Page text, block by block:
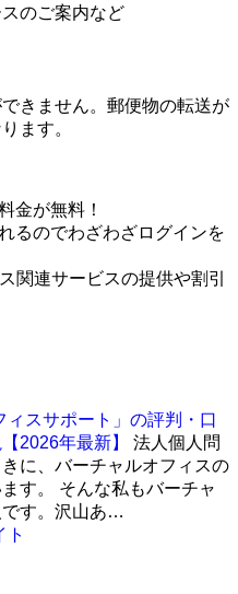
のご案内など
きません。郵便物の転送が
ます。
金が無料！
るのでわざわざログインを
関連サービスの提供や割引
スサポート」の評判・口
2026年最新】
法人個人問
に、バーチャルオフィスの
す。 そんな私もバーチャ
です。沢山あ…
ト